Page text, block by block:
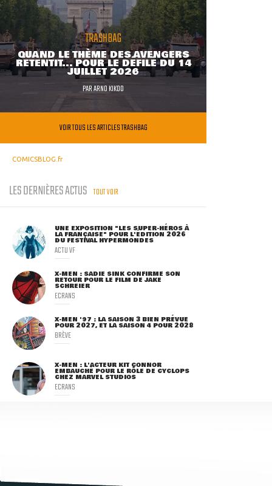
TRASHBAG
QUAND LE THÈME DES AVENGERS
RETENTIT... POUR LE DÉFILÉ DU 14
JUILLET 2026
PARARNO KIKOO
VOIR TOUS LES ARTICLES TRASHBAG
COMICSBLOG.fr
LES DERNIÈRES ACTUS TOUT VOIR
UNE EXPOSITION "LES SUPER-HÉROS À
LA FRANÇAISE" POUR L'ÉDITION 2026
DU FESTIVAL HYPERMONDES
ACTU VF
X-MEN : SADIE SINK CONFIRME SON
RETOUR POUR LE FILM DE JAKE
SCHREIER
ECRANS
X-MEN '97 : LA SAISON 3 BIEN PRÉVUE
POUR 2027, ET LA SAISON 4 POUR 2028
BRÈVE
X-MEN : L'ACTEUR KIT CONNOR
EMBAUCHÉ POUR LE RÔLE DE CYCLOPS
CHEZ MARVEL STUDIOS
ECRANS